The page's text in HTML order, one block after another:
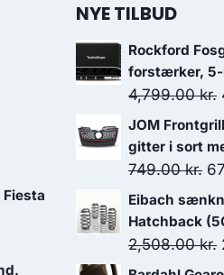
NYE TILBUD
Rockford
forstærker,
4,799.00kr.
JOM
gitter i sort
749.00kr.
Eibach
Hatchback
2,508.00kr.